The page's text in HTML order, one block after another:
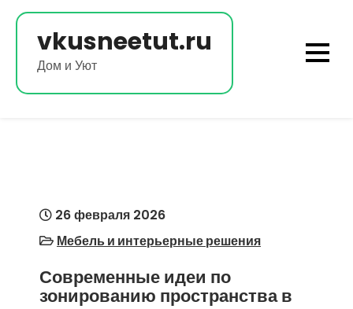
Перейти
содержимому
vkusneetut.ru
Дом и Уют
26 февраля 2026
Мебель и интерьерные решения
Современные идеи по
зонированию пространства в